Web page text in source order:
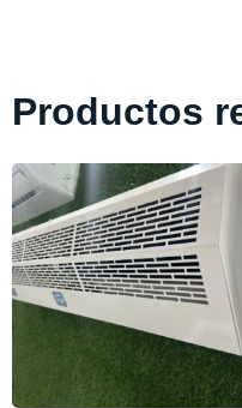
Productos